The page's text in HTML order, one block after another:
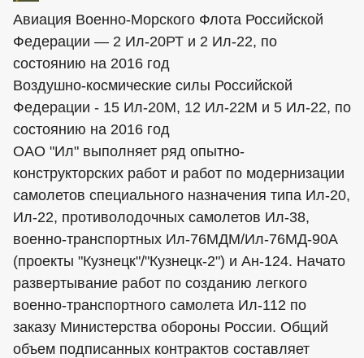
Авиация Военно-Морского Флота Российской
Федерации — 2 Ил-20РТ и 2 Ил-22, по
состоянию на 2016 год
Воздушно-космические силы Российской
Федерации - 15 Ил-20М, 12 Ил-22М и 5 Ил-22, по
состоянию на 2016 год
ОАО "Ил" выполняет ряд опытно-
конструкторских работ и работ по модернизации
самолетов специального назначения типа Ил-20,
Ил-22, противолодочных самолетов Ил-38,
военно-транспортных Ил-76МДМ/Ил-76МД-90А
(проекты "Кузнецк"/"Кузнецк-2") и Ан-124. Начато
развертывание работ по созданию легкого
военно-транспортного самолета Ил-112 по
заказу Министерства обороны России. Общий
объем подписанных контрактов составляет